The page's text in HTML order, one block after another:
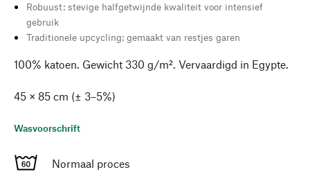
Robuust: stevige halfgetwijnde kwaliteit voor intensief
gebruik
Traditionele upcycling: gemaakt van restjes garen
100% katoen. Gewicht 330 g/m². Vervaardigd in Egypte.
45 × 85 cm (± 3–5%)
Wasvoorschrift
Normaal proces